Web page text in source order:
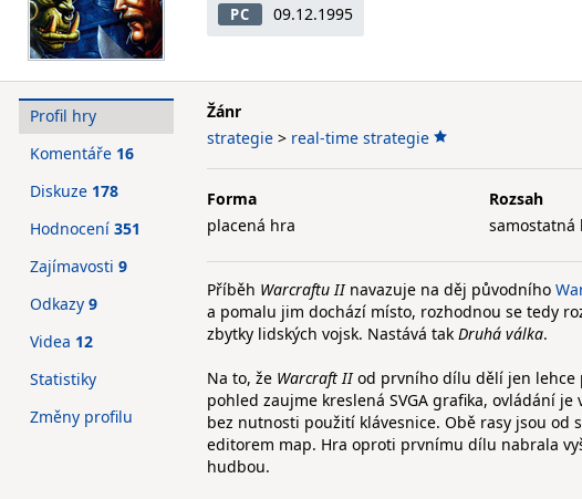
PC 09.12.1995
Žánr
strategie > real-time strategie
Forma
placená hra
Rozsah
samostatná
Příběh Warcraftu IInavazuje na děj původního
a pomalu jim dochází místo, rozhodnou se tedy
zbytky lidských vojsk. Nastává tak Druhá válka.
Na to, že Warcraft IIod prvního dílu dělí jen lehce
pohled zaujme kreslená SVGA grafika, ovládání
bez nutnosti použití klávesnice. Obě rasy jsou od
editorem map. Hra oproti prvnímu dílu nabrala
hudbou.
Profil hry
Komentáře 16
Diskuze 178
Hodnocení 351
Zajímavosti 9
Odkazy 9
Videa 12
Statistiky
Změny profilu